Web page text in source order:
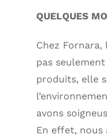
QUELQUES
Chez Fornara,
pas
produits, elle
avons
En effet, nous